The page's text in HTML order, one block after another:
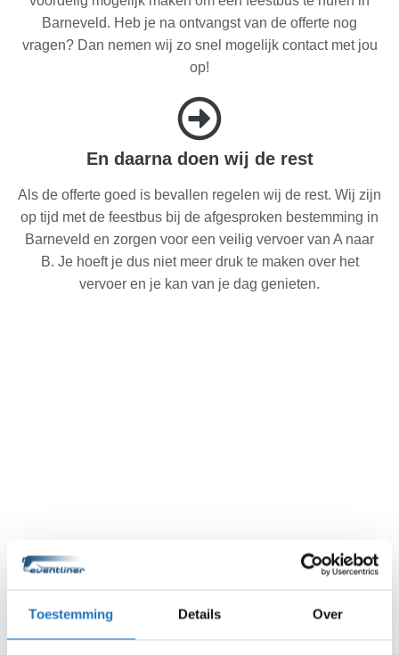
Toestemming Details Over
Barneveld. Heb je na ontvangst van de offerte nog
vragen? Dan nemen wij zo snel mogelijk contact met jou
op!
En daarna doen wij de rest
Als de offerte goed is bevallen regelen wij de rest. Wij zijn
op tijd met de feestbus bij de afgesproken bestemming in
Barneveld en zorgen voor een veilig vervoer van A naar
B. Je hoeft je dus niet meer druk te maken over het
vervoer en je kan van je dag genieten.